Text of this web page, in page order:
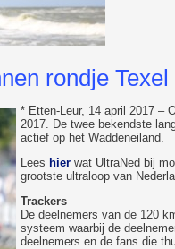
rondje
* Etten-Leur, 14 april 2017 –
2017. De twee bekendste
actief op het Waddeneiland.
Lees hierwat UltraNed bij
grootste ultraloop van
Trackers
De deelnemers van de 120
systeem waarbij de
deelnemers en de fans die